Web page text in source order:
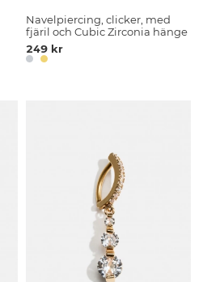
Navelpiercing, clicker, med
fjäril och Cubic Zirconia hänge
249 kr